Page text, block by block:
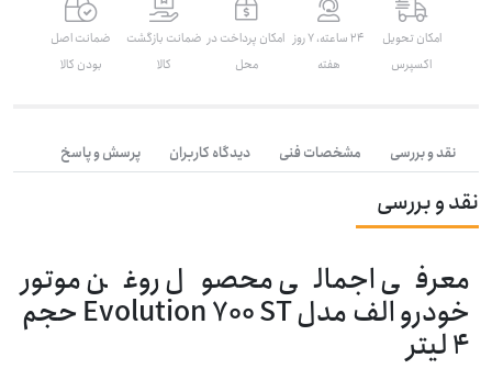
امکان تحویل
اکسپرس
۲۴ ساعته، ۷ روز
هفته
امکان پرداخت در
محل
ضمانت بازگشت
کالا
ضمانت اصل
بودن کالا
نقد و بررسی مشخصات فنی دیدگاه کاربران پرسش و پاسخ
نقد و بررسی
معرفی اجمالی محصول روغن موتور
خودرو الف مدل Evolution 700 ST حجم
4 ليتر